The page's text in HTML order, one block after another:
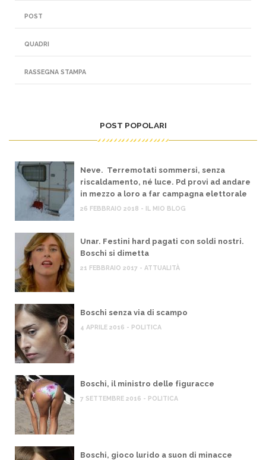
POST
QUADRI
RASSEGNA STAMPA
POST POPOLARI
Neve. Terremotati sommersi, senza
riscaldamento, né luce. Pd provi ad andare
in mezzo a loro a far campagna elettorale
26 FEBBRAIO 2018 - IL MIO BLOG
Unar. Festini hard pagati con soldi nostri.
Boschi si dimetta
21 FEBBRAIO 2017 - ATTUALITÀ
Boschi senza via di scampo
4 APRILE 2016 - POLITICA
Boschi, il ministro delle figuracce
7 SETTEMBRE 2016 - POLITICA
Boschi, gioco lurido a suon di minacce